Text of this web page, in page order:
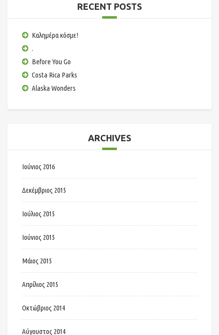
RECENT POSTS
Καλημέρα κόσμε!
.
Before You Go
Costa Rica Parks
Alaska Wonders
ARCHIVES
Ιούνιος 2016
Δεκέμβριος 2015
Ιούλιος 2015
Ιούνιος 2015
Μάιος 2015
Απρίλιος 2015
Οκτώβριος 2014
Αύγουστος 2014